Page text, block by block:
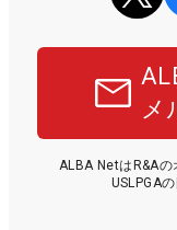
メ
ALBA NetはR&A
USLPGA